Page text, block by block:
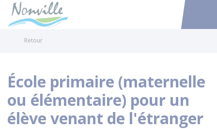
Accéder
Retour
École primaire (maternelle
ou élémentaire) pour un
élève venant de l'étranger